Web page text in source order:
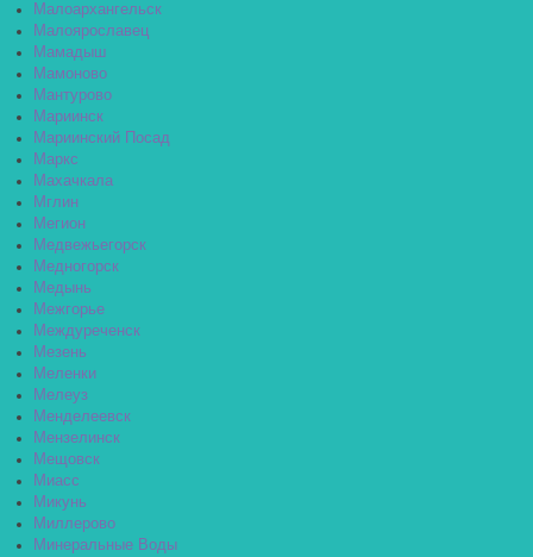
Малоархангельск
Малоярославец
Мамадыш
Мамоново
Мантурово
Мариинск
Мариинский Посад
Маркс
Махачкала
Мглин
Мегион
Медвежьегорск
Медногорск
Медынь
Межгорье
Междуреченск
Мезень
Меленки
Мелеуз
Менделеевск
Мензелинск
Мещовск
Миасс
Микунь
Миллерово
Минеральные Воды